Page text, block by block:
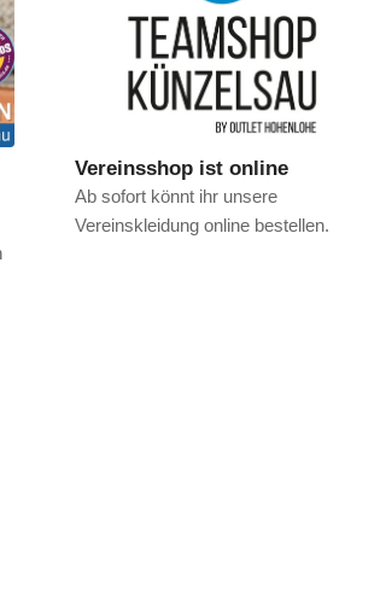
Vereinsshop ist online
Ab sofort könnt ihr unsere
Vereinskleidung online bestellen.